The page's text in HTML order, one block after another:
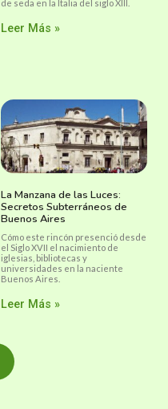
de seda en la Italia del siglo XIII.
Leer Más »
La Manzana de las Luces:
Secretos Subterráneos de
Buenos Aires
Cómo este rincón presenció desde
el Siglo XVII el nacimiento de
iglesias, bibliotecas y
universidades en la naciente
Buenos Aires.
Leer Más »